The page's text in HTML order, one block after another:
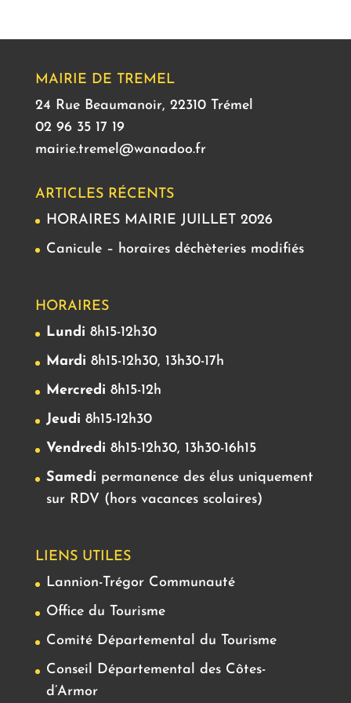
MAIRIE DE TREMEL
24 Rue Beaumanoir, 22310 Trémel
02 96 35 17 19
mairie.tremel@wanadoo.fr
ARTICLES RÉCENTS
HORAIRES MAIRIE JUILLET 2026
Canicule – horaires déchèteries modifiés
HORAIRES
Lundi 8h15-12h30
Mardi 8h15-12h30, 13h30-17h
Mercredi 8h15-12h
Jeudi 8h15-12h30
Vendredi 8h15-12h30, 13h30-16h15
Samedi permanence des élus uniquement
sur RDV (hors vacances scolaires)
LIENS UTILES
Lannion-Trégor Communauté
Office du Tourisme
Comité Départemental du Tourisme
Conseil Départemental des Côtes-
d’Armor